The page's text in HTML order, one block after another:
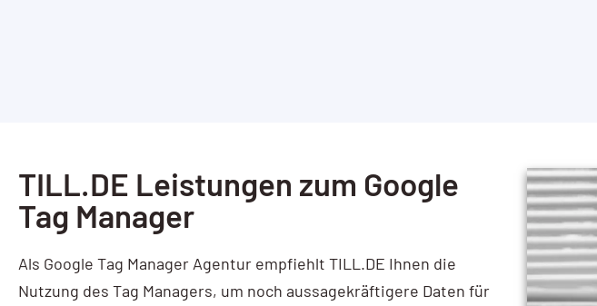
TILL.DE Leistungen zum Google
Tag Manager
Als Google Tag Manager Agentur empfiehlt TILL.DE Ihnen die
Nutzung des Tag Managers, um noch aussagekräftigere Daten für